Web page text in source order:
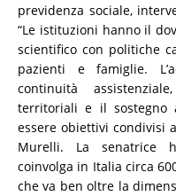
previdenza sociale,
“Le istituzioni hanno il
scientifico con politiche
pazienti e famiglie.
continuità
territoriali e il sostegno
essere obiettivi condivisi
Murelli. La senatrice
coinvolga in Italia circa
che va ben oltre la